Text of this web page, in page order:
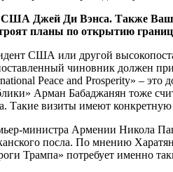
США Джей Ди Вэнса. Также
планы по открытию
США или другой
чиновник должен
Peace and Prosperity» –
Арман Бабаджанян тоже
Такие визиты имеют
министра Армении Никола
посла. По мнению
Трампа» потребует именно